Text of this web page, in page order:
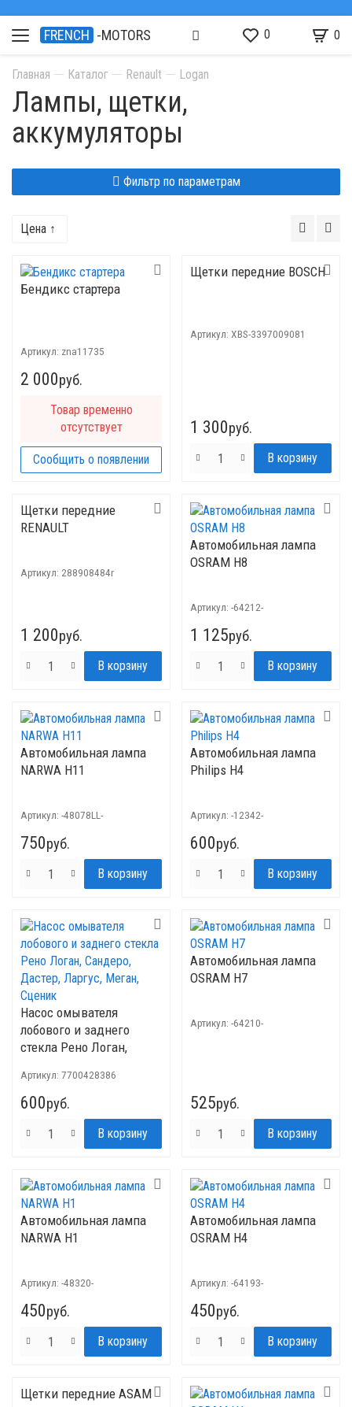
FRENCH -MOTORS 0 0
Главная Каталог Renault Logan
Лампы, щетки,
аккумуляторы
Фильтр по параметрам
Цена ↑
Бендикс стартера
Артикул: znа11735
2 000руб.
Товар временно
отсутствует
Сообщить о появлении
Щетки передние BOSCH
Артикул: XBS-3397009081
1 300руб.
Щетки передние
RENAULT
Артикул: 288908484r
1 200руб.
Автомобильная лампа
OSRAM H8
Артикул: -64212-
1 125руб.
Автомобильная лампа
NARWA H11
Артикул: -48078LL-
750руб.
Автомобильная лампа
Philips H4
Артикул: -12342-
600руб.
Насос омывателя
лобового и заднего
стекла Рено Логан,
Меган, Сценик
Артикул: 7700428386
600руб.
Автомобильная лампа
OSRAM H7
Артикул: -64210-
525руб.
Автомобильная лампа
NARWA H1
Артикул: -48320-
450руб.
Автомобильная лампа
OSRAM H4
Артикул: -64193-
450руб.
Щетки передние ASAM